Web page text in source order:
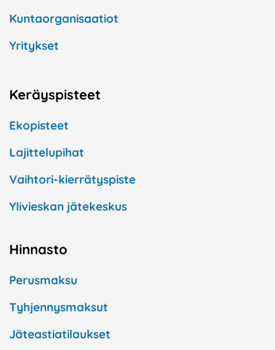
Kuntaorganisaatiot
Yritykset
Keräyspisteet
Ekopisteet
Lajittelupihat
Vaihtori-kierrätyspiste
Ylivieskan jätekeskus
Hinnasto
Perusmaksu
Tyhjennysmaksut
Jäteastiatilaukset